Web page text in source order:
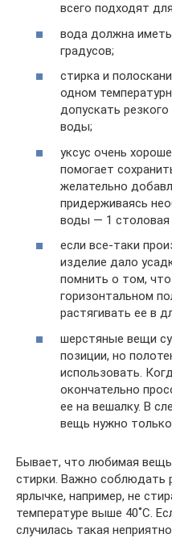
всего подходят
вода должна
градусов;
стирка и
одном
допускать
воды;
уксус очень
помогает
желательно
придерживаясь
воды — 1 столовая
если все-таки
изделие дало
помнить о том,
горизонтальном
растягивать ее в
шерстяные вещи
позиции, но
использовать.
окончательно
ее на вешалку. В
вещь нужно
Бывает, что любимая вещь
стирки. Важно соблюдать
ярлычке, например, не
температуре выше 40˚С.
случилась такая